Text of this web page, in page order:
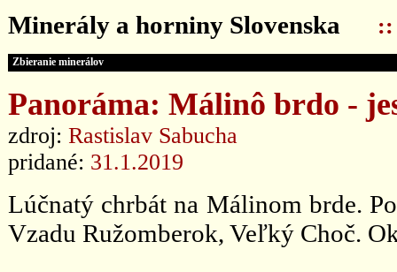
Minerály a horniny Slovenska ::
Zbieranie minerálov
Panoráma: Málinô brdo -
zdroj: Rastislav Sabucha
pridané: 31.1.2019
Lúčnatý chrbát na Málinom brde.
Vzadu Ružomberok, Veľký Choč.